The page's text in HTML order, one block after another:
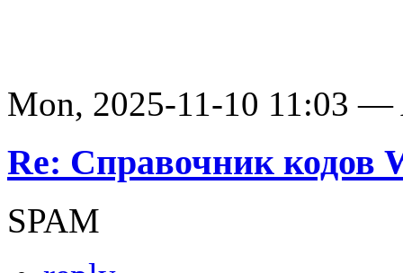
Mon, 2025-11-10 11:03 —
Re: Справочник кодов
SPAM